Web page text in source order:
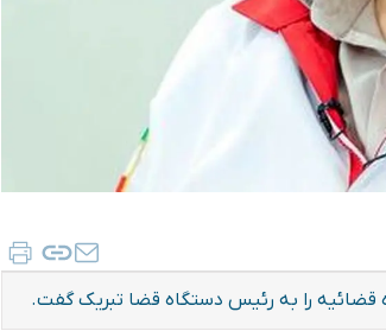
قضائیه را به رئیس دستگاه قضا تبریک گفت.